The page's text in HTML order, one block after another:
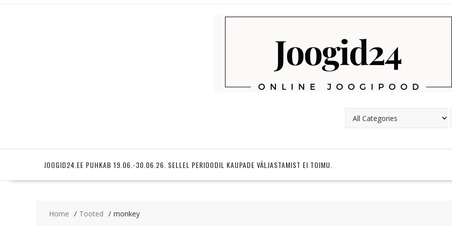
JOOGID24.EE PUHKAB 19.06.-30.06.26. SELLEL PERIOODIL KAUPADE VÄLJASTAMIST EI TOIMU.
Home Tooted monkey